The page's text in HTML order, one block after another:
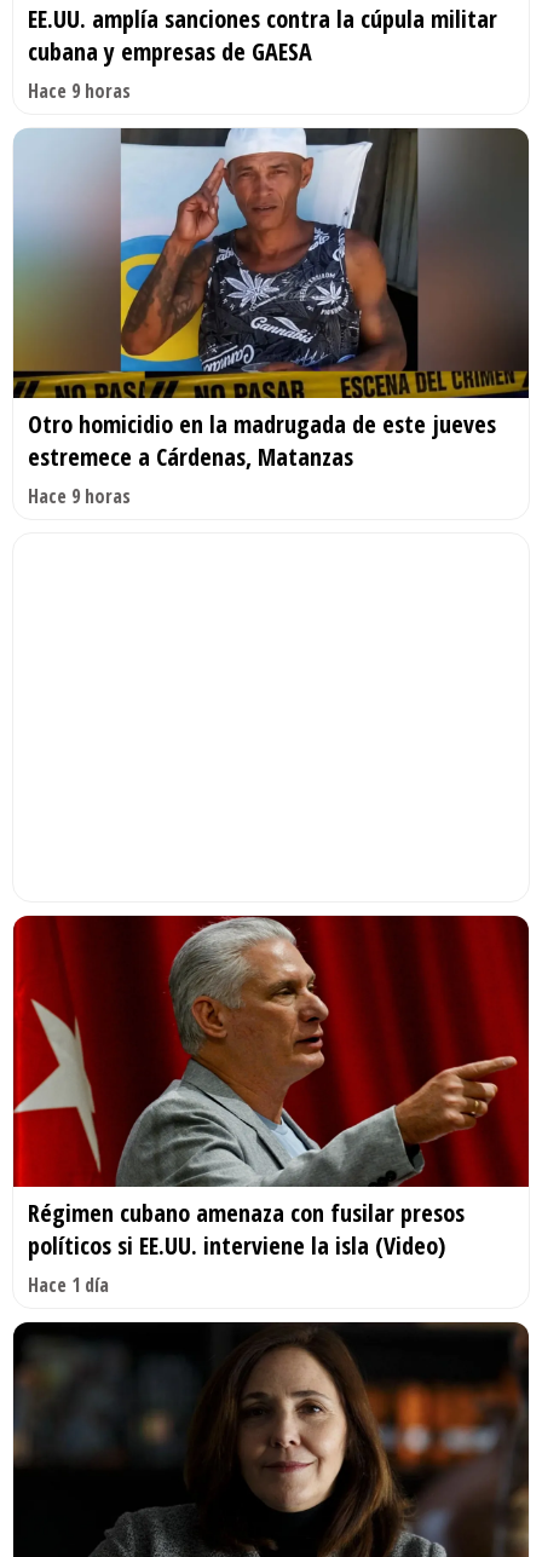
EE.UU. amplía sanciones contra la cúpula militar
cubana y empresas de GAESA
Hace 9 horas
Otro homicidio en la madrugada de este jueves
estremece a Cárdenas, Matanzas
Hace 9 horas
Régimen cubano amenaza con fusilar presos
políticos si EE.UU. interviene la isla (Video)
Hace 1 día